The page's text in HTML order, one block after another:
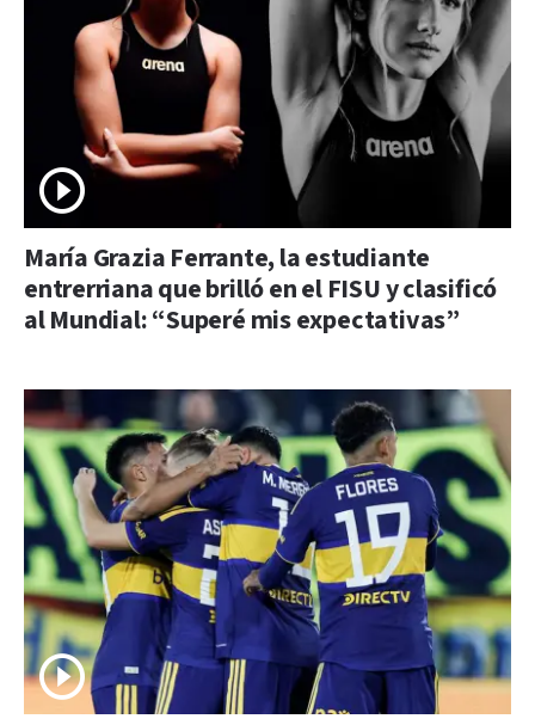
María Grazia Ferrante, la estudiante
entrerriana que brilló en el FISU y clasificó
al Mundial: “Superé mis expectativas”